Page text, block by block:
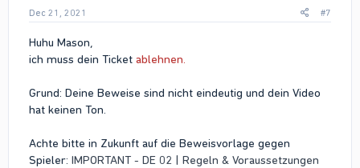
Dec 21, 2021 #7
Huhu Mason,
ich muss dein Ticket ablehnen.
Grund: Deine Beweise sind nicht eindeutig und dein Video
hat keinen Ton.
Achte bitte in Zukunft auf die Beweisvorlage gegen
Spieler: IMPORTANT - DE 02 | Regeln & Voraussetzungen